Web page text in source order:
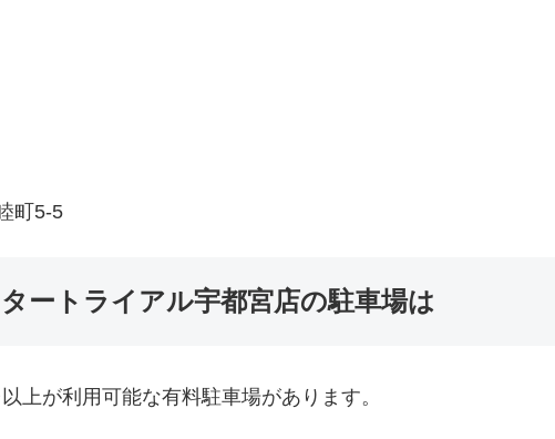
町5-5
ートライアル宇都宮店の駐車場は
上が利用可能な有料駐車場があります。